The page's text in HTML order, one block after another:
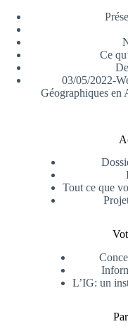
Ce
03/05/2022-
Géographiques en
Tout ce que
L’IG: un